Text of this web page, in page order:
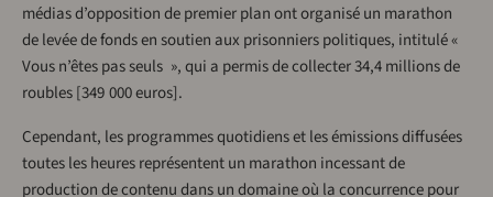
médias d’opposition de premier plan ont organisé un marathon
de levée de fonds en soutien aux prisonniers politiques, intitulé «
Vous n’êtes pas seuls », qui a permis de collecter 34,4 millions de
roubles [349 000 euros].
Cependant, les programmes quotidiens et les émissions diffusées
toutes les heures représentent un marathon incessant de
production de contenu dans un domaine où la concurrence pour